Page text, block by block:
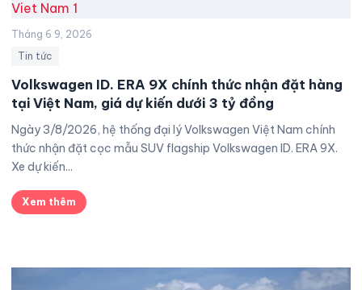
Tháng 6 9, 2026
Tin tức
Volkswagen ID. ERA 9X chính thức nhận đặt hàng
tại Việt Nam, giá dự kiến dưới 3 tỷ đồng
Ngày 3/8/2026, hệ thống đại lý Volkswagen Việt Nam chính
thức nhận đặt cọc mẫu SUV flagship Volkswagen ID. ERA 9X.
Xe dự kiến...
Xem thêm